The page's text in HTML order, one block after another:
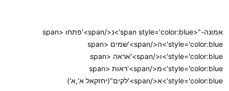
אמונה-"<span style='color:blue'>נ</span>'פתחו <span
style='color:blue'>ה</span>'שמים <span
style='color:blue'>ו</span>'אראה <span
style='color:blue'>מ</span>'ראות <span
style='color:blue'>א</span>'לקים"(יחזקאל א',א')